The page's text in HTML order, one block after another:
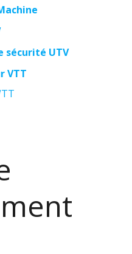
sécurité UTV
VTT